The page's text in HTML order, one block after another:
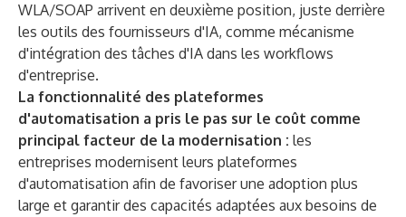
WLA/SOAP arrivent en deuxième position, juste derrière
les outils des fournisseurs d'IA, comme mécanisme
d'intégration des tâches d'IA dans les workflows
d'entreprise.
La fonctionnalité des plateformes
d'automatisation a pris le pas sur le coût comme
principal facteur de la modernisation : les
entreprises modernisent leurs plateformes
d'automatisation afin de favoriser une adoption plus
large et garantir des capacités adaptées aux besoins de